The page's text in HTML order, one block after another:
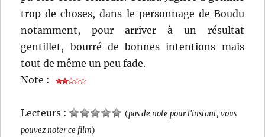
trop de choses, dans le personnage de Boudu
notamment, pour arriver à un résultat
gentillet, bourré de bonnes intentions mais
tout de même un peu fade.
Note :
Lecteurs : (pas de note pour l'instant, vous
pouvez noter ce film)